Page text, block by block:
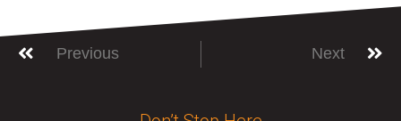
Previous Next